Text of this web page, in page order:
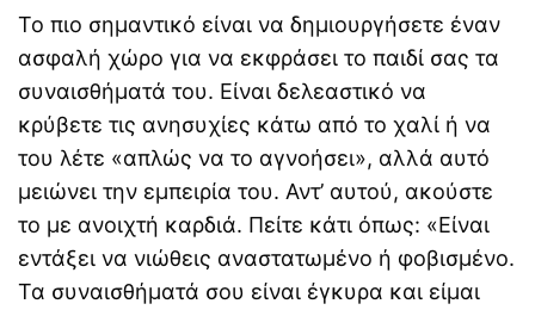
Το πιο σημαντικό είναι να δημιουργήσετε έναν
ασφαλή χώρο για να εκφράσει το παιδί σας τα
συναισθήματά του. Είναι δελεαστικό να
κρύβετε τις ανησυχίες κάτω από το χαλί ή να
του λέτε «απλώς να το αγνοήσει», αλλά αυτό
μειώνει την εμπειρία του. Αντ’ αυτού, ακούστε
το με ανοιχτή καρδιά. Πείτε κάτι όπως: «Είναι
εντάξει να νιώθεις αναστατωμένο ή φοβισμένο.
Τα συναισθήματά σου είναι έγκυρα και είμαι